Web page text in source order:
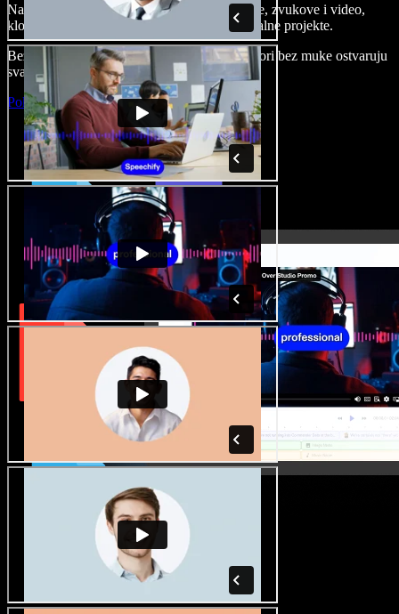
Napravite voice overe, dodajte besplatne slike, zvukove i video,
klonirajte svoj glas i složite sjajne audio-vizualne projekte.
Bez učenja i sve dostupno u pregledniku, autori bez muke ostvaruju
svaku kreativnu ideju.
Pokreni Studio